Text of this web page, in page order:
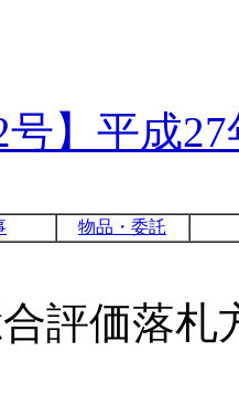
号】平成
物品・委託
落札方